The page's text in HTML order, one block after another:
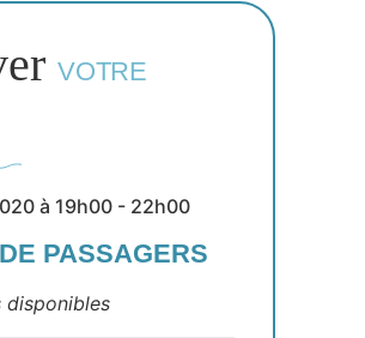
VOTRE
à 19h00 - 22h00
PASSAGERS
disponibles